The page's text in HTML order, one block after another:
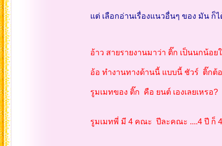
แต่ เลือกอ่านเรื่องแนวอื่นๆ ของ มัน ก็
อ้าว สายรายงานมาว่า ติ๊ก เป็นนกน้อย
อ้อ ทำงานทางด้านนี้ แบบนี้ ชัวร์ ติ๊กต้
รูมเมทของ ติ๊ก คือ ยนต์ เองเลยเหรอ?
รูมเมทพี่ มี 4 คณะ ปีละคณะ ....4 ปี ก็